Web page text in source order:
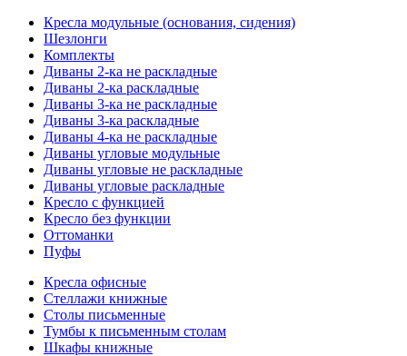
Кресла модульные (основания, сидения)
Шезлонги
Комплекты
Диваны 2-ка не раскладные
Диваны 2-ка раскладные
Диваны 3-ка не раскладные
Диваны 3-ка раскладные
Диваны 4-ка не раскладные
Диваны угловые модульные
Диваны угловые не раскладные
Диваны угловые раскладные
Кресло с функцией
Кресло без функции
Оттоманки
Пуфы
Кресла офисные
Стеллажи книжные
Столы письменные
Тумбы к письменным столам
Шкафы книжные